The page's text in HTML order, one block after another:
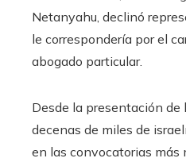
Netanyahu, declinó
le correspondería por el
abogado particular.
Desde la presentación de
decenas de miles de
en las convocatorias